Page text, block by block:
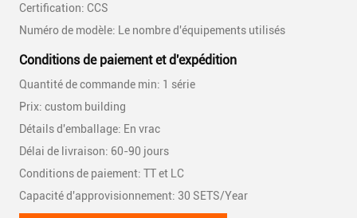
Certification: CCS
Numéro de modèle: Le nombre d'équipements utilisés
Conditions de paiement et d'expédition
Quantité de commande min: 1 série
Prix: custom building
Détails d'emballage: En vrac
Délai de livraison: 60-90 jours
Conditions de paiement: TT et LC
Capacité d'approvisionnement: 30 SETS/Year